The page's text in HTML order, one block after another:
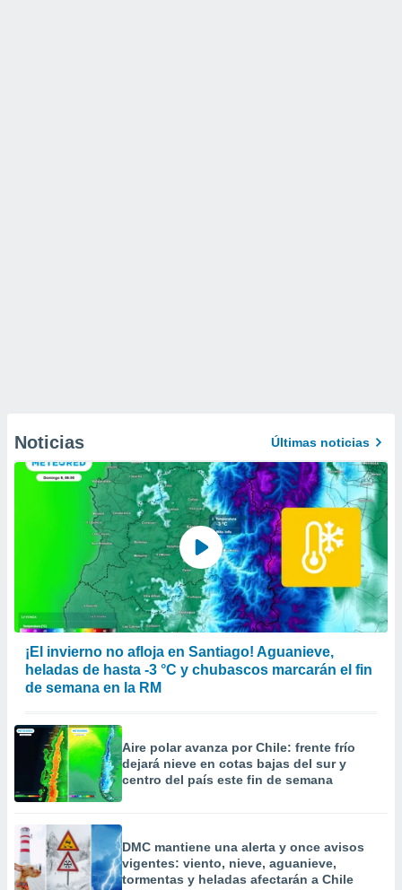
Noticias Últimas noticias
¡El invierno no afloja en Santiago! Aguanieve,
heladas de hasta -3 °C y chubascos marcarán el fin
de semana en la RM
Aire polar avanza por Chile: frente frío
dejará nieve en cotas bajas del sur y
centro del país este fin de semana
DMC mantiene una alerta y once avisos
vigentes: viento, nieve, aguanieve,
tormentas y heladas afectarán a Chile